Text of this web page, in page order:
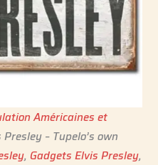
Américaines et
– Tupelo’s own
,Gadgets Elvis Presley,